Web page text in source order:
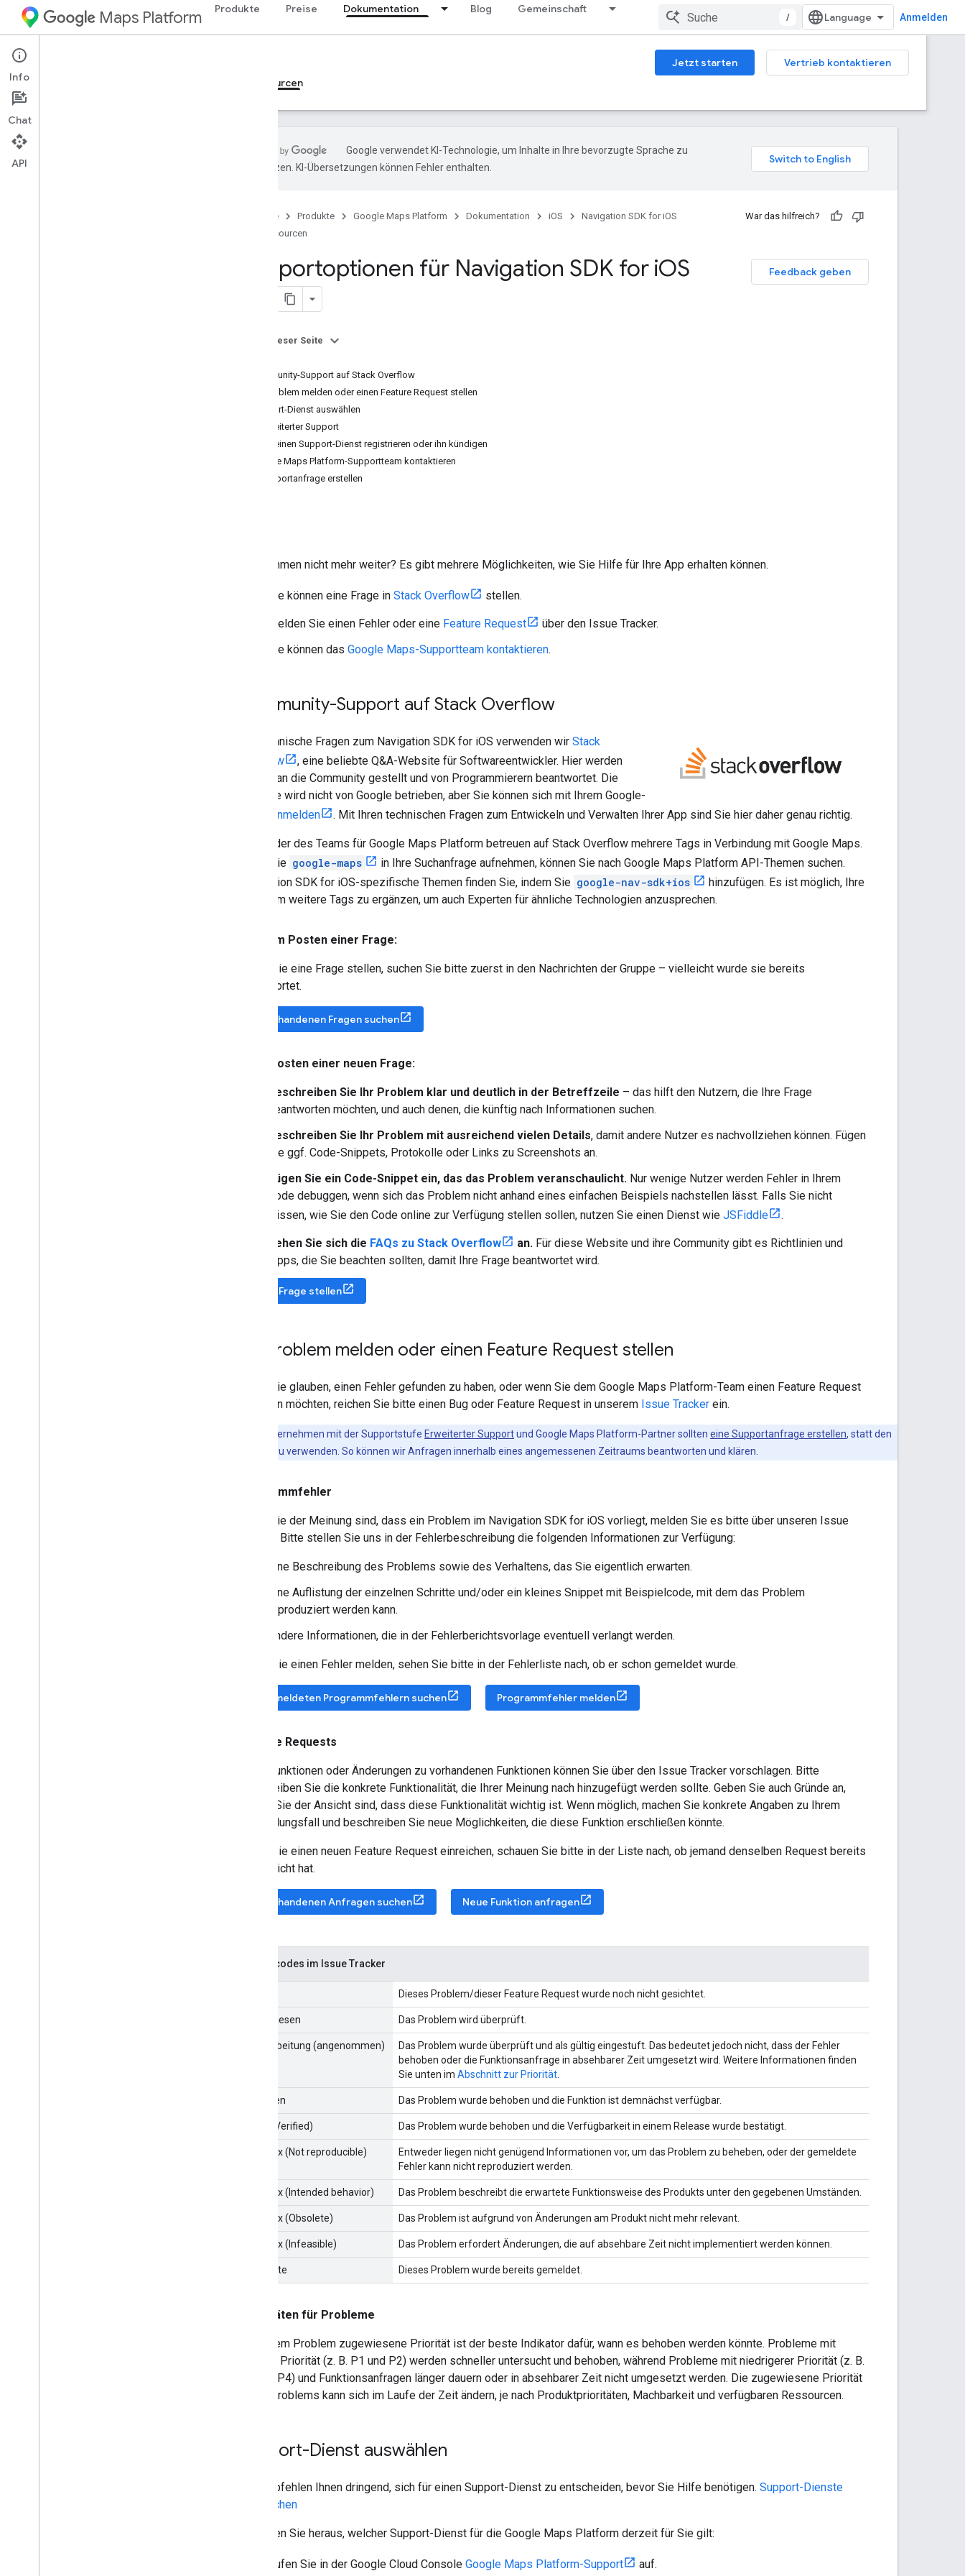
Maps Platform Produkte Preise Dokumentation Blog Gemeinschaft
/ Anmelden
iOS Jetzt starten
Vertrieb kontaktieren
Leitfäden
Ressourcen
Google verwendet KI-Technologie, um Inhalte in Ihre bevorzugte Sprache zu
übersetzen. KI-Übersetzungen können Fehler enthalten.
Startseite Produkte Google Maps Platform Dokumentation iOS
Navigation SDK for iOS
Ressourcen
War das hilfreich?
Feedback geben
Supportoptionen für Navigation SDK for iOS
Auf dieser Seite
Community-Support auf Stack Overflow
Ein Problem melden oder einen Feature Request stellen
Support-Dienst auswählen
Erweiterter Support
Für einen Support-Dienst registrieren oder ihn kündigen
Google Maps Platform-Supportteam kontaktieren
Supportanfrage erstellen
Sie kommen nicht mehr weiter? Es gibt mehrere Möglichkeiten, wie Sie Hilfe für Ihre App erhalten können.
Sie können eine Frage in Stack Overflow stellen.
Melden Sie einen Fehler oder eine Feature Request
über den Issue Tracker.
Sie können das Google Maps-Supportteam kontaktieren.
Community-Support auf Stack Overflow
Für technische Fragen zum Navigation SDK for iOS verwenden wir Stack
Overflow
, eine beliebte Q&A-Website für Softwareentwickler. Hier werden
Fragen an die Community gestellt und von Programmierern beantwortet. Die
Website wird nicht von Google betrieben, aber Sie können sich mit Ihrem Google-
anmelden . Mit Ihren technischen Fragen zum Entwickeln und Verwalten Ihrer App sind Sie hier daher genau richtig.
Mitglieder des Teams für Google Maps Platform betreuen auf Stack Overflow mehrere Tags in Verbindung mit Google Maps.
Wenn Sie google-maps
in Ihre Suchanfrage aufnehmen, können Sie nach Google Maps Platform API-Themen suchen.
Navigation SDK for iOS-spezifische Themen finden Sie, indem Sie google-nav-sdk+ios
hinzufügen. Es ist möglich, Ihre
Frage um weitere Tags zu ergänzen, um auch Experten für ähnliche Technologien anzusprechen.
Vor dem Posten einer Frage:
Bevor Sie eine Frage stellen, suchen Sie bitte zuerst in den Nachrichten der Gruppe – vielleicht wurde sie bereits
beantwortet.
In vorhandenen Fragen suchen
Beim Posten einer neuen Frage:
Beschreiben Sie Ihr Problem klar und deutlich in der Betreffzeile – das hilft den Nutzern, die Ihre Frage
beantworten möchten, und auch denen, die künftig nach Informationen suchen.
Beschreiben Sie Ihr Problem mit ausreichend vielen Details, damit andere Nutzer es nachvollziehen können. Fügen
Sie ggf. Code-Snippets, Protokolle oder Links zu Screenshots an.
Fügen Sie ein Code-Snippet ein, das das Problem veranschaulicht. Nur wenige Nutzer werden Fehler in Ihrem
Code debuggen, wenn sich das Problem nicht anhand eines einfachen Beispiels nachstellen lässt. Falls Sie nicht
wissen, wie Sie den Code online zur Verfügung stellen sollen, nutzen Sie einen Dienst wie JSFiddle .
Sehen Sie sich die FAQs zu Stack Overflow an. Für diese Website und ihre Community gibt es Richtlinien und
Tipps, die Sie beachten sollten, damit Ihre Frage beantwortet wird.
Neue Frage stellen
Ein Problem melden oder einen Feature Request stellen
Wenn Sie glauben, einen Fehler gefunden zu haben, oder wenn Sie dem Google Maps Platform-Team einen Feature Request
mitteilen möchten, reichen Sie bitte einen Bug oder Feature Request in unserem Issue Tracker ein.
Kundenunternehmen mit der Supportstufe Erweiterter Supportund Google Maps Platform-Partner sollten eine Supportanfrage erstellen, statt den
Issue Tracker zu verwenden. So können wir Anfragen innerhalb eines angemessenen Zeitraums beantworten und klären.
Programmfehler
Wenn Sie der Meinung sind, dass ein Problem im Navigation SDK for iOS vorliegt, melden Sie es bitte über unseren Issue
Tracker. Bitte stellen Sie uns in der Fehlerbeschreibung die folgenden Informationen zur Verfügung:
Eine Beschreibung des Problems sowie des Verhaltens, das Sie eigentlich erwarten.
Eine Auflistung der einzelnen Schritte und/oder ein kleines Snippet mit Beispielcode, mit dem das Problem
reproduziert werden kann.
Andere Informationen, die in der Fehlerberichtsvorlage eventuell verlangt werden.
Bevor Sie einen Fehler melden, sehen Sie bitte in der Fehlerliste nach, ob er schon gemeldet wurde.
In gemeldeten Programmfehlern suchen Programmfehler melden
Feature Requests
Neue Funktionen oder Änderungen zu vorhandenen Funktionen können Sie über den Issue Tracker vorschlagen. Bitte
beschreiben Sie die konkrete Funktionalität, die Ihrer Meinung nach hinzugefügt werden sollte. Geben Sie auch Gründe an,
warum Sie der Ansicht sind, dass diese Funktionalität wichtig ist. Wenn möglich, machen Sie konkrete Angaben zu Ihrem
Anwendungsfall und beschreiben Sie neue Möglichkeiten, die diese Funktion erschließen könnte.
Bevor Sie einen neuen Feature Request einreichen, schauen Sie bitte in der Liste nach, ob jemand denselben Request bereits
eingereicht hat.
In vorhandenen Anfragen suchen Neue Funktion anfragen
Statuscodes im Issue Tracker
Dieses Problem/dieser Feature Request wurde noch nicht gesichtet.
Zugewiesen Das Problem wird überprüft.
In Bearbeitung (angenommen)
Das Problem wurde überprüft und als gültig eingestuft. Das bedeutet jedoch nicht, dass der Fehler
behoben oder die Funktionsanfrage in absehbarer Zeit umgesetzt wird. Weitere Informationen finden
Sie unten im Abschnitt zur Priorität
Behoben Das Problem wurde behoben und die Funktion ist demnächst verfügbar.
Fixed (Verified) Das Problem wurde behoben und die Verfügbarkeit in einem Release wurde bestätigt.
Won't fix (Not reproducible)
Entweder liegen nicht genügend Informationen vor, um das Problem zu beheben, oder der gemeldete
Fehler kann nicht reproduziert werden.
Won't fix (Intended behavior) Das Problem beschreibt die erwartete Funktionsweise des Produkts unter den gegebenen Umständen.
Won't fix (Obsolete) Das Problem ist aufgrund von Änderungen am Produkt nicht mehr relevant.
Won't fix (Infeasible) Das Problem erfordert Änderungen, die auf absehbare Zeit nicht implementiert werden können.
Duplicate Dieses Problem wurde bereits gemeldet.
Prioritäten für Probleme
Die einem Problem zugewiesene Priorität ist der beste Indikator dafür, wann es behoben werden könnte. Probleme mit
höherer Priorität (z. B. P1 und P2) werden schneller untersucht und behoben, während Probleme mit niedrigerer Priorität (z. B.
P3 und P4) und Funktionsanfragen länger dauern oder in absehbarer Zeit nicht umgesetzt werden. Die zugewiesene Priorität
eines Problems kann sich im Laufe der Zeit ändern, je nach Produktprioritäten, Machbarkeit und verfügbaren Ressourcen.
Support-Dienst auswählen
Wir empfehlen Ihnen dringend, sich für einen Support-Dienst zu entscheiden, bevor Sie Hilfe benötigen. Support-Dienste
vergleichen
So finden Sie heraus, welcher Support-Dienst für die Google Maps Platform derzeit für Sie gilt:
Rufen Sie in der Google Cloud Console Google Maps Platform-Support auf.
Info
Chat
API